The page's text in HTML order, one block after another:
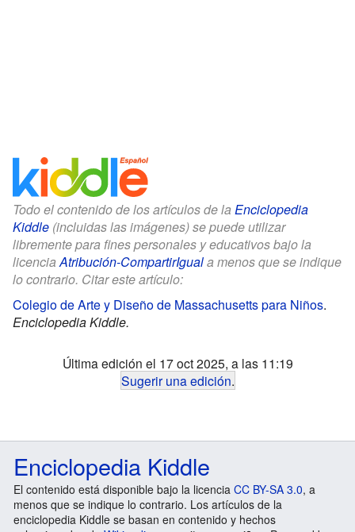
Todo el contenido de los artículos de la Enciclopedia
Kiddle (incluidas las imágenes) se puede utilizar
libremente para fines personales y educativos bajo la
licenciaAtribución-CompartirIguala menos que se indique
lo contrario. Citar este artículo:
Colegio de Arte y Diseño de Massachusetts para Niños.
Enciclopedia Kiddle.
Última edición el 17 oct 2025, a las 11:19
Sugerir una edición.
Enciclopedia Kiddle
El contenido está disponible bajo la licencia CC BY-SA 3.0, a
menos que se indique lo contrario. Los artículos de la
enciclopedia Kiddle se basan en contenido y hechos